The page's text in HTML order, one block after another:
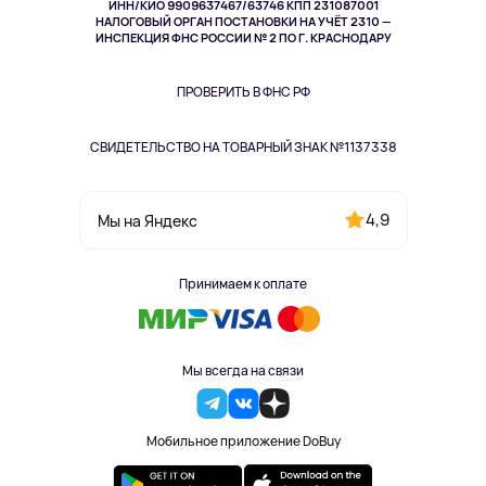
ИНН/КИО 9909637467/63746 КПП 231087001
НАЛОГОВЫЙ ОРГАН ПОСТАНОВКИ НА УЧЁТ 2310 —
ИНСПЕКЦИЯ ФНС РОССИИ № 2 ПО Г. КРАСНОДАРУ
ПРОВЕРИТЬ В ФНС РФ
СВИДЕТЕЛЬСТВО НА ТОВАРНЫЙ ЗНАК №1137338
Мы на Яндекс 4,9
Принимаем к оплате
Мы всегда на связи
Мобильное приложение DoBuy
Здоровье питомцев
Одежда и аксессуары